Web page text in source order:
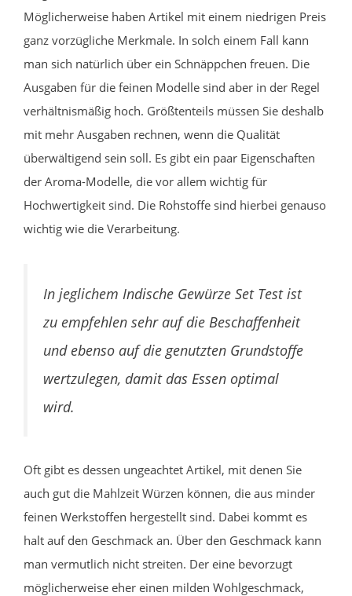
Möglicherweise haben Artikel mit einem niedrigen Preis
ganz vorzügliche Merkmale. In solch einem Fall kann
man sich natürlich über ein Schnäppchen freuen. Die
Ausgaben für die feinen Modelle sind aber in der Regel
verhältnismäßig hoch. Größtenteils müssen Sie deshalb
mit mehr Ausgaben rechnen, wenn die Qualität
überwältigend sein soll. Es gibt ein paar Eigenschaften
der Aroma-Modelle, die vor allem wichtig für
Hochwertigkeit sind. Die Rohstoffe sind hierbei genauso
wichtig wie die Verarbeitung.
In jeglichem Indische Gewürze Set Test ist
zu empfehlen sehr auf die Beschaffenheit
und ebenso auf die genutzten Grundstoffe
wertzulegen, damit das Essen optimal
wird.
Oft gibt es dessen ungeachtet Artikel, mit denen Sie
auch gut die Mahlzeit Würzen können, die aus minder
feinen Werkstoffen hergestellt sind. Dabei kommt es
halt auf den Geschmack an. Über den Geschmack kann
man vermutlich nicht streiten. Der eine bevorzugt
möglicherweise eher einen milden Wohlgeschmack,